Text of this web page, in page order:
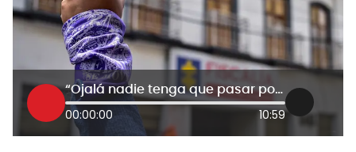
“Ojalá nadie tenga que pasar por este vía crucis”: víctima de abuso sexual
00:00:00 10:59